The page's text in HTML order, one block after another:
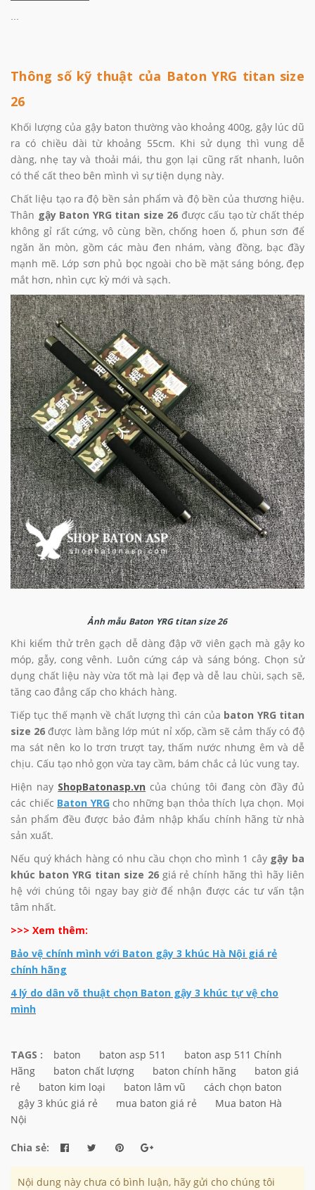
...
Thông số kỹ thuật của Baton YRG titan size
26
Khối lượng của gậy baton thường vào khoảng 400g, gậy lúc dũ
ra có chiều dài từ khoảng 55cm. Khi sử dụng thì vung dễ
dàng, nhẹ tay và thoải mái, thu gọn lại cũng rất nhanh, luôn
có thể cất theo bên mình vì sự tiện dụng này.
Chất liệu tạo ra độ bền sản phẩm và độ bền của thương hiệu.
Thân gậy Baton YRG titan size 26 được cấu tạo từ chất thép
không gỉ rất cứng, vô cùng bền, chống hoen ố, phun sơn để
ngăn ăn mòn, gồm các màu đen nhám, vàng đồng, bạc đầy
mạnh mẽ. Lớp sơn phủ bọc ngoài cho bề mặt sáng bóng, đẹp
mắt hơn, nhìn cực kỳ mới và sạch.
Ảnh mẫu Baton YRG titan size 26
Khi kiểm thử trên gạch dễ dàng đập vỡ viên gạch mà gậy ko
móp, gẫy, cong vênh. Luôn cứng cáp và sáng bóng. Chọn sử
dụng chất liệu này vừa tốt mà lại đẹp và dễ lau chùi, sạch sẽ,
tăng cao đẳng cấp cho khách hàng.
Tiếp tục thế mạnh về chất lượng thì cán của baton YRG titan
size 26 được làm bằng lớp mút nỉ xốp, cầm sẽ cảm thấy có độ
ma sát nên ko lo trơn trượt tay, thấm nước nhưng êm và dễ
chịu. Cấu tạo nhỏ gọn vừa tay cầm, bám chắc cả lúc vung tay.
Hiện nay ShopBatonasp.vn của chúng tôi đang còn đầy đủ
các chiếc Baton YRGcho những bạn thỏa thích lựa chọn. Mọi
sản phẩm đều được bảo đảm nhập khẩu chính hãng từ nhà
sản xuất.
Nếu quý khách hàng có nhu cầu chọn cho mình 1 cây gậy ba
khúc baton YRG titan size 26giá rẻ chính hãng thì hãy liên
hệ với chúng tôi ngay bay giờ để nhận được các tư vấn tận
tâm nhất.
>>> Xem thêm:
Bảo vệ chính mình với Baton gậy 3 khúc Hà Nội giá rẻ
chính hãng
4 lý do dân võ thuật chọn Baton gậy 3 khúc tự vệ cho
mình
TAGS : baton baton asp 511
baton asp 511 Chính
Hãng
baton chất lượng baton chính hãng
baton giá
rẻ
baton kim loại baton lâm vũ
cách chọn baton
gậy 3 khúc giá rẻ
mua baton giá rẻ
Mua baton Hà
Nội
Chia sẻ:
Nội dung này chưa có bình luận, hãy gửi cho chúng tôi